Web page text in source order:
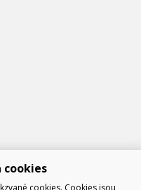
cookies
cookies. Cookies jsou